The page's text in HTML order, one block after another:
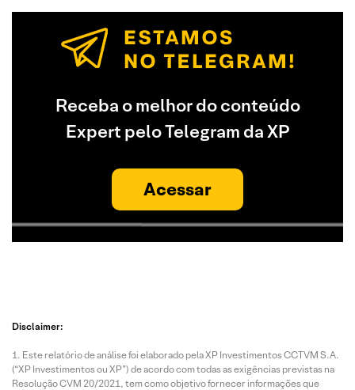
Receba o melhor do conteúdo
Expert pelo Telegram da XP
Acessar
Disclaimer:
Este relatório de análise foi elaborado pela XP Investimentos CCTVM S.A.
(“XP Investimentos ou XP”) de acordo com todas as exigências previstas na
Resolução CVM 20/2021, tem como objetivo fornecer informações que